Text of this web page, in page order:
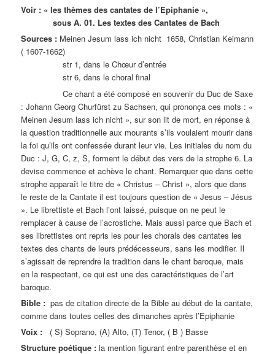
Voir : « les thèmes des cantates de l’Epiphanie »,
sous A. 01. Les textes des Cantates de Bach
Sources : Meinen Jesum lass ich nicht 1658, Christian Keimann
( 1607-1662)
str 1, dans le Chœur d’entrée
str 6, dans le choral final
Ce chant a été composé en souvenir du Duc de Saxe
: Johann Georg Churfürst zu Sachsen, qui prononça ces mots : «
Meinen Jesum lass ich nicht », sur son lit de mort, en réponse à
la question traditionnelle aux mourants s’ils voulaient mourir dans
la foi qu’ils ont confessée durant leur vie. Les initiales du nom du
Duc : J, G, C, z, S, forment le début des vers de la strophe 6. La
devise commence et achève le chant. Remarquer que dans cette
strophe apparaît le titre de « Christus – Christ », alors que dans
le reste de la Cantate il est toujours question de « Jesus – Jésus
». Le librettiste et Bach l’ont laissé, puisque on ne peut le
remplacer à cause de l’acrostiche. Mais aussi parce que Bach et
ses librettistes ont repris les pour les chorals des cantates les
textes des chants de leurs prédécesseurs, sans les modifier. Il
s’agissait de reprendre la tradition dans le chant baroque, mais
en la respectant, ce qui est une des caractéristiques de l’art
baroque.
Bible : pas de citation directe de la Bible au début de la cantate,
comme dans toutes celles des dimanches après l’Epiphanie
Voix : ( S) Soprano, (A) Alto, (T) Tenor, ( B ) Basse
Structure poétique : la mention figurant entre parenthèse et en